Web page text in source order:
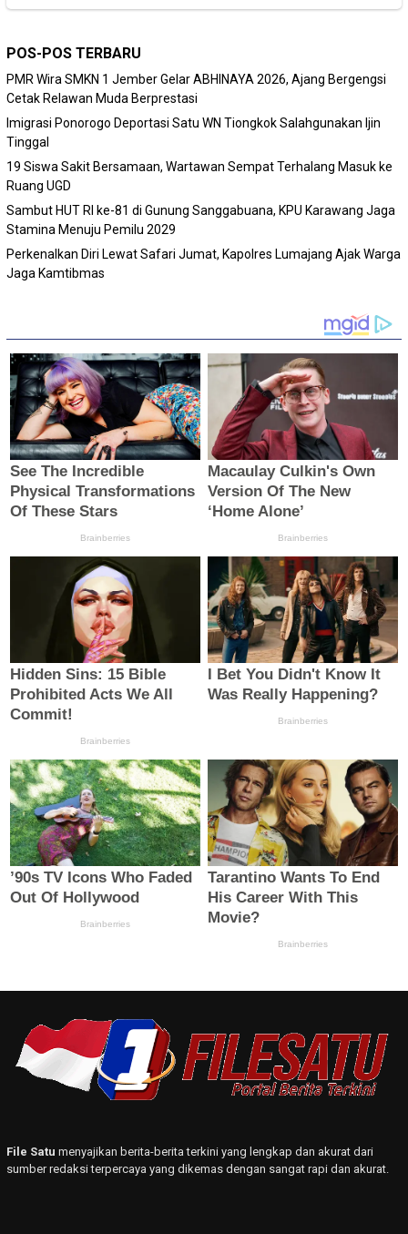
POS-POS TERBARU
PMR Wira SMKN 1 Jember Gelar ABHINAYA 2026, Ajang Bergengsi
Cetak Relawan Muda Berprestasi
Imigrasi Ponorogo Deportasi Satu WN Tiongkok Salahgunakan Ijin
Tinggal
19 Siswa Sakit Bersamaan, Wartawan Sempat Terhalang Masuk ke
Ruang UGD
Sambut HUT RI ke-81 di Gunung Sanggabuana, KPU Karawang Jaga
Stamina Menuju Pemilu 2029
Perkenalkan Diri Lewat Safari Jumat, Kapolres Lumajang Ajak Warga
Jaga Kamtibmas
File Satu menyajikan berita-berita terkini yang lengkap dan akurat dari
sumber redaksi terpercaya yang dikemas dengan sangat rapi dan akurat.